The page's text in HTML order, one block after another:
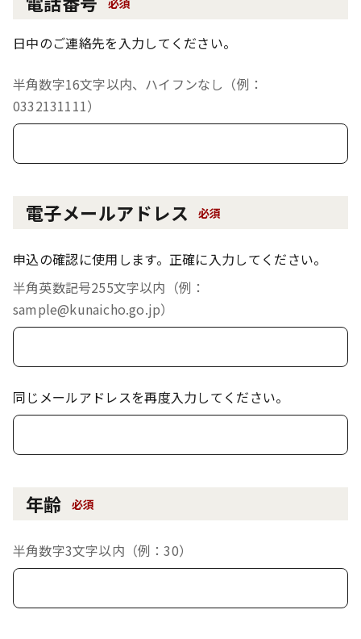
必須
日中のご連絡先を入力してください。
半角数字16文字以内、ハイフンなし（例：
0332131111）
電子メールアドレス 必須
申込の確認に使用します。正確に入力してください。
半角英数記号255文字以内（例：
sample@kunaicho.go.jp）
同じメールアドレスを再度入力してください。
年齢 必須
半角数字3文字以内（例：30）